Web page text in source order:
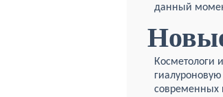
данный
Косметологи
современных